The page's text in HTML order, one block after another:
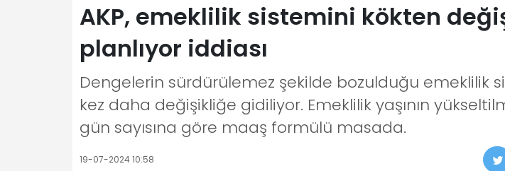
AKP, emeklilik sistemini kökten
planlıyor iddiası
Dengelerin sürdürülemez şekilde bozulduğu emeklilik
kez daha değişikliğe gidiliyor. Emeklilik yaşının
gün sayısına göre maaş formülü masada.
19-07-2024 10:58